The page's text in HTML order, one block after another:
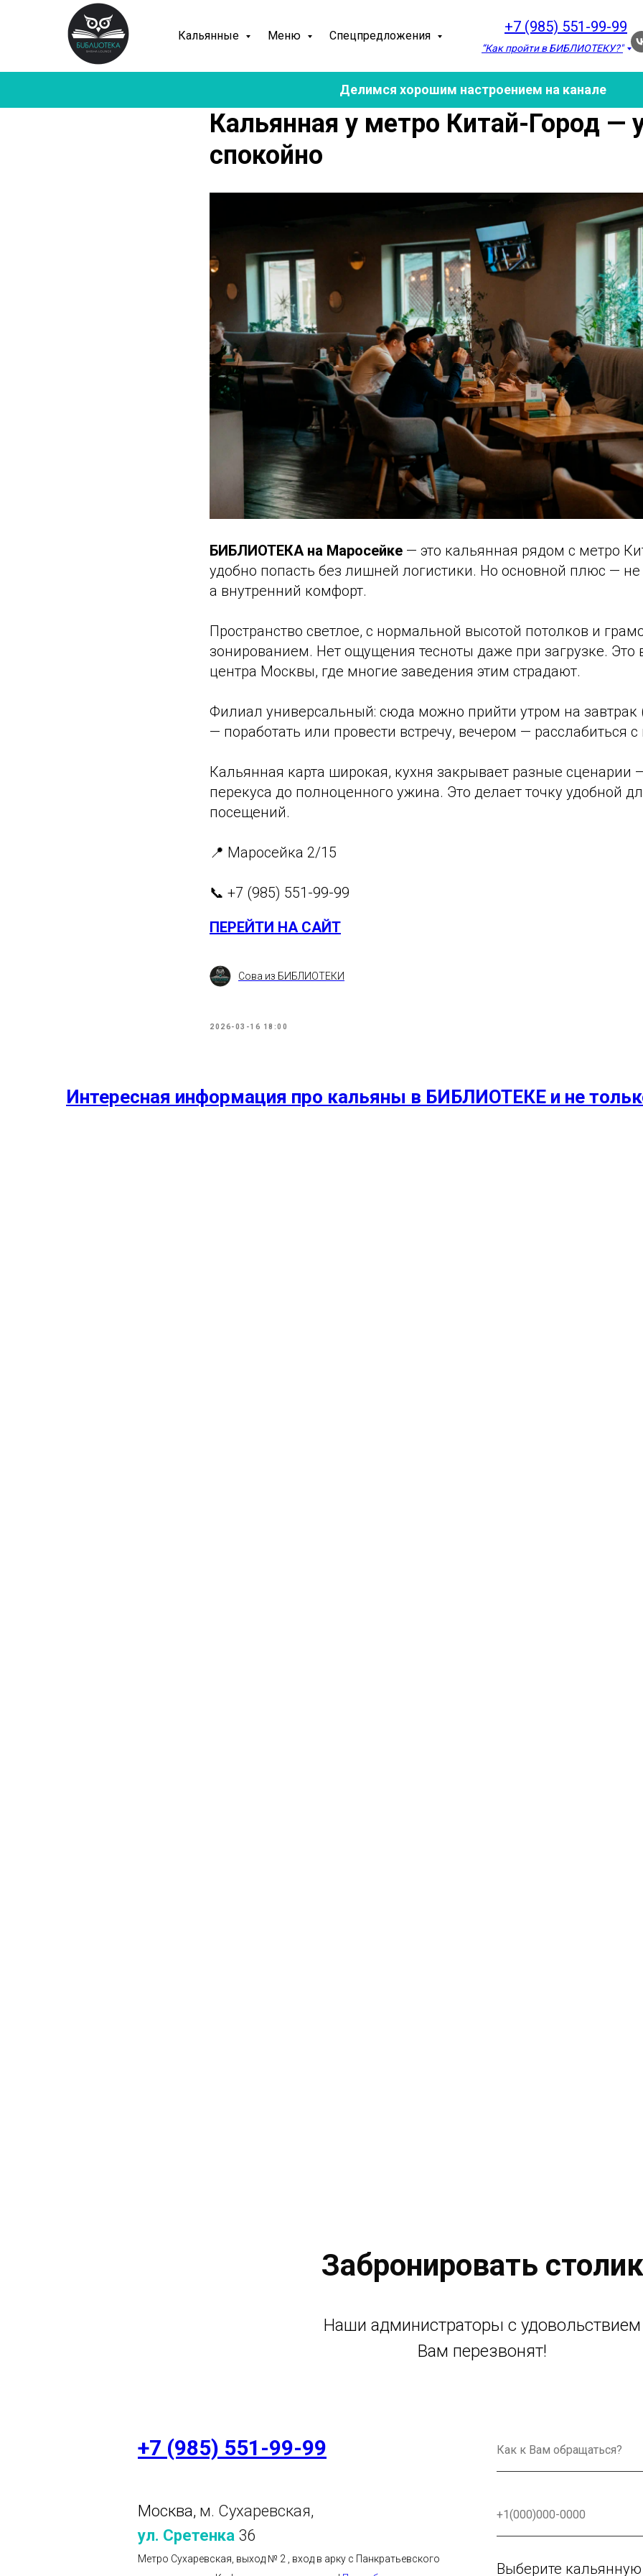
Кальянные Меню Спецпредложения
+7 (985) 551-99-99
“Как пройти в БИБЛИОТЕКУ?"
Делимся хорошим настроением на канале
Кальянная у метро Китай-Город —
спокойно
БИБЛИОТЕКА на Маросейке — это кальянная рядом с метро
удобно попасть без лишней логистики. Но основной плюс —
а внутренний комфорт.
Пространство светлое, с нормальной высотой потолков и
зонированием. Нет ощущения тесноты даже при загрузке. Это
центра Москвы, где многие заведения этим страдают.
Филиал универсальный: сюда можно прийти утром на завтрак
— поработать или провести встречу, вечером — расслабиться
Кальянная карта широкая, кухня закрывает разные сценарии
перекуса до полноценного ужина. Это делает точку удобной
посещений.
📍 Маросейка 2/15
📞 +7 (985) 551-99-99
ПЕРЕЙТИ НА САЙТ
Сова из БИБЛИОТЕКИ
2026-03-16 18:00
Интересная информация про кальяны в БИБЛИОТЕКЕ и не
Забронировать столик
Наши администраторы с удовольствием
Вам перезвонят!
+7 (985) 551-99-99
Москва, м. Сухаревская,
ул. Сретенка 36
Метро Сухаревская, выход № 2 , вход в арку с Панкратьевского
Выберите кальянную